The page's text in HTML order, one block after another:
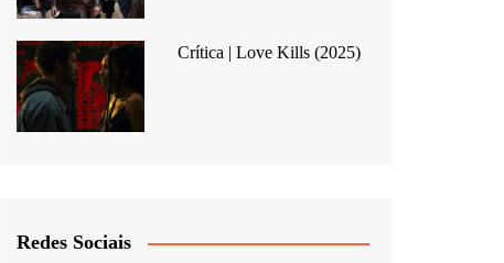
Crítica | Love Kills (2025)
Redes Sociais